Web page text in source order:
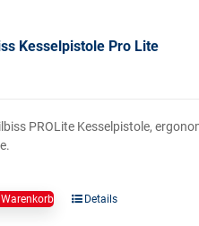
Kesselpistole Pro Lite
PROLite Kesselpistole,
Warenkorb Details